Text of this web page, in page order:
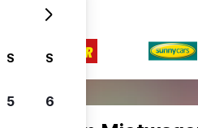
S S
5 6